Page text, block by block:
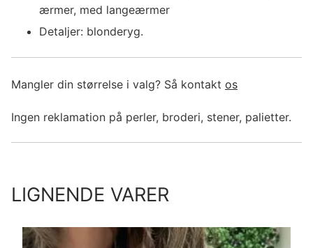
ærmer, med langeærmer
Detaljer: blonderyg.
Mangler din størrelse i valg? Så kontakt os
Ingen reklamation på perler, broderi, stener, palietter.
LIGNENDE VARER